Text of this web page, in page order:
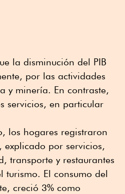
la disminución del PIB
por las actividades
y minería. En contraste,
servicios, en particular
los hogares registraron
explicado por servicios,
transporte y restaurantes
turismo. El consumo del
creció 3% como